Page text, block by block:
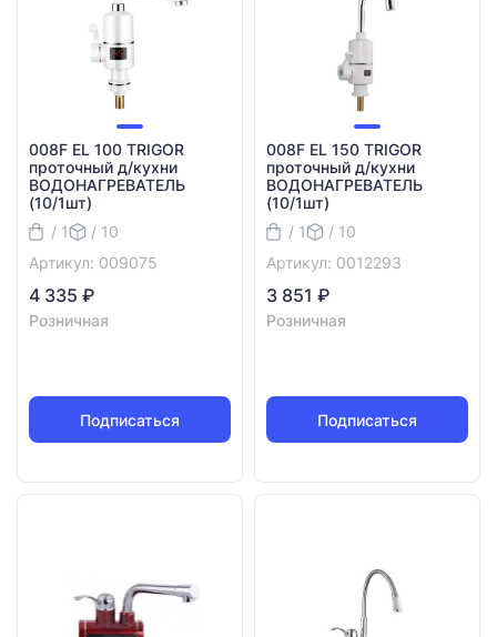
008F EL 100 TRIGOR
проточный д/кухни
ВОДОНАГРЕВАТЕЛЬ
(10/1шт)
/ 1
/ 10
Артикул: 009075
4 335 ₽
Розничная
Подписаться
008F EL 150 TRIGOR
проточный д/кухни
ВОДОНАГРЕВАТЕЛЬ
(10/1шт)
/ 1
/ 10
Артикул: 0012293
3 851 ₽
Розничная
Подписаться